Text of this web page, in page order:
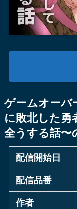
ゲームオーバ
に敗北した勇
全うする話〜
配信開始日
配信品番
作者